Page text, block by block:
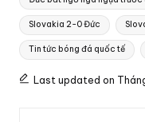
Slovakia 2-0 Đức
Tin tức bóng đá quốc tế
Last updated on